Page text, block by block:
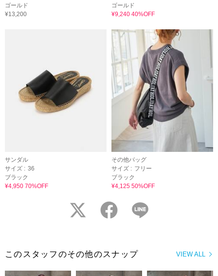
ゴールド
¥13,200
ゴールド
¥9,240 40%OFF
サンダル
サイズ : 36
ブラック
¥4,950 70%OFF
その他バッグ
サイズ : フリー
ブラック
¥4,125 50%OFF
twitter facebook
VIEW ALL
このスタッフのその他のスナップ